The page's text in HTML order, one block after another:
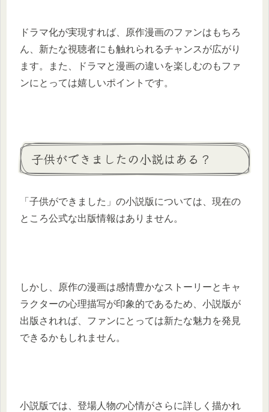
ドラマ化が実現すれば、原作漫画のファンはもちろ
ん、新たな視聴者にも触れられるチャンスが広がり
ます。また、ドラマと漫画の違いを楽しむのもファ
ンにとっては嬉しいポイントです。
子供ができましたの小説はある？
「子供ができました」の小説版については、現在の
ところ公式な出版情報はありません。
しかし、原作の漫画は感情豊かなストーリーとキャ
ラクターの心理描写が印象的であるため、小説版が
出版されれば、ファンにとっては新たな魅力を発見
できるかもしれません。
小説版では、登場人物の心情がさらに詳しく描かれ